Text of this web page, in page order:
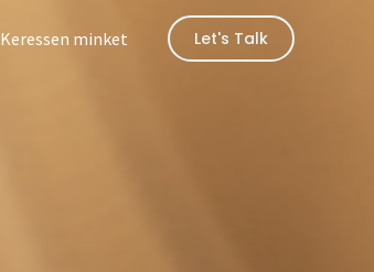
Keressen minket Let's Talk